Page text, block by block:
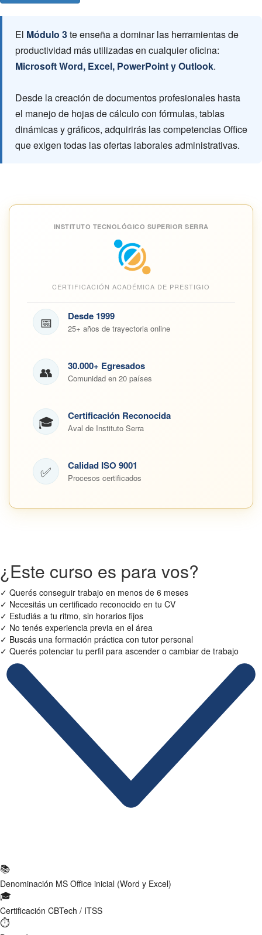
El Módulo 3te enseña a dominar las herramientas de
productividad más utilizadas en cualquier oficina:
Microsoft Word, Excel, PowerPoint y Outlook.
Desde la creación de documentos profesionales hasta
el manejo de hojas de cálculo con fórmulas, tablas
dinámicas y gráficos, adquirirás las competencias Office
que exigen todas las ofertas laborales administrativas.
INSTITUTO TECNOLÓGICO SUPERIOR SERRA
CERTIFICACIÓN ACADÉMICA DE PRESTIGIO
📅 Desde 1999
25+ años de trayectoria online
👥 30.000+ Egresados
Comunidad en 20 países
🎓 Certificación Reconocida
Aval de Instituto Serra
✅ Calidad ISO 9001
Procesos certificados
¿Este curso es para vos?
✓ Querés conseguir trabajo en menos de 6 meses
✓ Necesitás un certificado reconocido en tu CV
✓ Estudiás a tu ritmo, sin horarios fijos
✓ No tenés experiencia previa en el área
✓ Buscás una formación práctica con tutor personal
✓ Querés potenciar tu perfil para ascender o cambiar de trabajo
📚
Denominación MS Office inicial (Word y Excel)
🎓
Certificación CBTech / ITSS
⏱